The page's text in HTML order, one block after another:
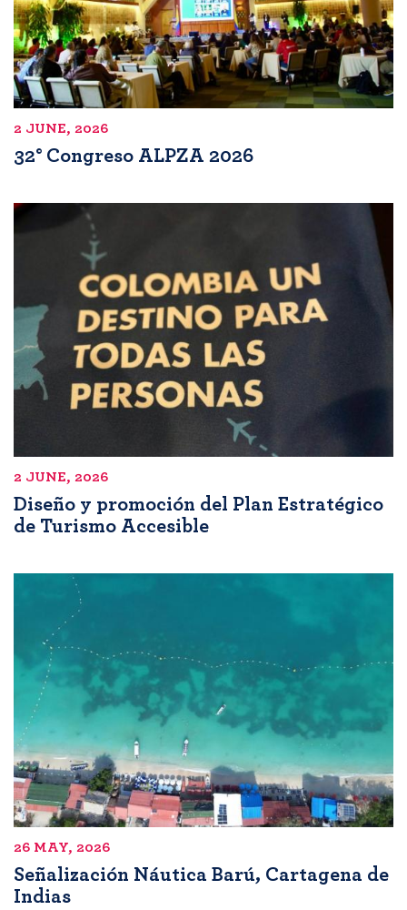
2 JUNE, 2026
32° Congreso ALPZA 2026
2 JUNE, 2026
Diseño y promoción del Plan Estratégico
de Turismo Accesible
26 MAY, 2026
Señalización Náutica Barú, Cartagena de
Indias